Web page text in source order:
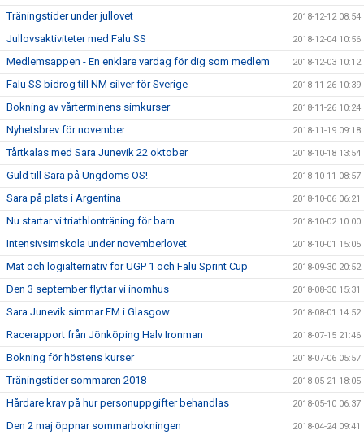
Träningstider under jullovet 2018-12-12 08:54
Jullovsaktiviteter med Falu SS 2018-12-04 10:56
Medlemsappen - En enklare vardag för dig som medlem 2018-12-03 10:12
Falu SS bidrog till NM silver för Sverige 2018-11-26 10:39
Bokning av vårterminens simkurser 2018-11-26 10:24
Nyhetsbrev för november 2018-11-19 09:18
Tårtkalas med Sara Junevik 22 oktober 2018-10-18 13:54
Guld till Sara på Ungdoms OS! 2018-10-11 08:57
Sara på plats i Argentina 2018-10-06 06:21
Nu startar vi triathlonträning för barn 2018-10-02 10:00
Intensivsimskola under novemberlovet 2018-10-01 15:05
Mat och logialternativ för UGP 1 och Falu Sprint Cup 2018-09-30 20:52
Den 3 september flyttar vi inomhus 2018-08-30 15:31
Sara Junevik simmar EM i Glasgow 2018-08-01 14:52
Racerapport från Jönköping Halv Ironman 2018-07-15 21:46
Bokning för höstens kurser 2018-07-06 05:57
Träningstider sommaren 2018 2018-05-21 18:05
Hårdare krav på hur personuppgifter behandlas 2018-05-10 06:37
Den 2 maj öppnar sommarbokningen 2018-04-24 09:41